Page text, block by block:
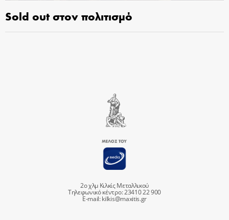
Sold out στον πολιτισμό
2ο χλμ Κιλκίς Μεταλλικού
Τηλεφωνικό κέντρο: 23410 22 900
E-mail:kilkis@maxitis.gr